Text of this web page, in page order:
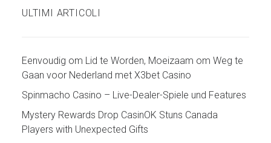
ULTIMI ARTICOLI
Eenvoudig om Lid te Worden, Moeizaam om Weg te
Gaan voor Nederland met X3bet Casino
Spinmacho Casino – Live-Dealer-Spiele und Features
Mystery Rewards Drop CasinOK Stuns Canada
Players with Unexpected Gifts